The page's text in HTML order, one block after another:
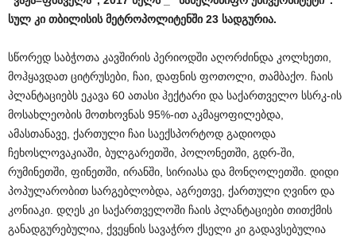
სულ კი თბილისის მეტროპოლიტენში 23 სადგურია.
სწორედ საბჭოთა კავშირის პერიოდში აღორძინდა კოლხეთი,
მოჰყავდათ ციტრუსები, ჩაი, დაფნის ფოთოლი, თამბაქო. ჩაის
პლანტაციებს ეკავა 60 ათასი ჰექტარი და საქართველო სსრკ-ის
მოსახლეობის მოთხოვნას 95%-ით აკმაყოფილებდა,
ამასთანავე, ქართული ჩაი საექსპორტოდ გადიოდა
ჩეხოსლოვაკიაში, ბულგარეთში, პოლონეთში, გდრ-ში,
რუმინეთში, ფინეთში, ირანში, სირიასა და მონღოლეთში. დიდი
პოპულარობით სარგებლობდა, აგრეთვე, ქართული ღვინო და
კონიაკი. დღეს კი საქართველოში ჩაის პლანტაციები თითქმის
განადგურებულია, ქვეყნის სავაჭრო ქსელი კი გადავსებულია